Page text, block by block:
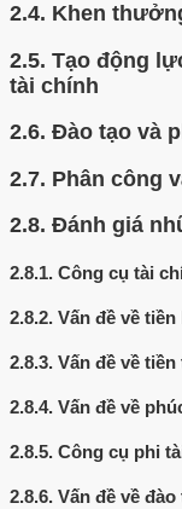
2.4. Khen
2.5. Tạo động
tài chính
2.6. Đào tạo và
2.7. Phân công
2.8. Đánh giá
2.8.1. Công cụ tài
2.8.2. Vấn đề về
2.8.3. Vấn đề về
2.8.4. Vấn đề về
2.8.5. Công cụ phi
2.8.6. Vấn đề về đào